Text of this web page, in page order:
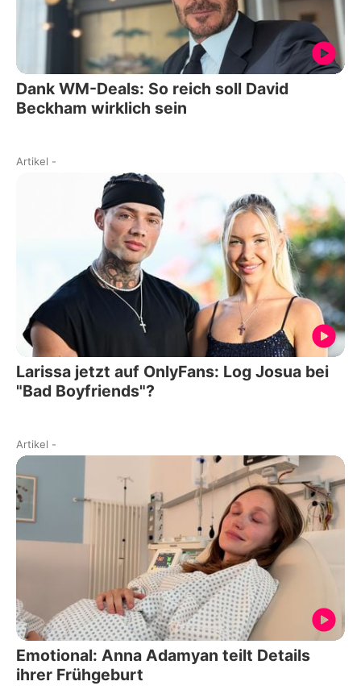
Dank WM-Deals: So reich soll David
Beckham wirklich sein
Artikel -
Larissa jetzt auf OnlyFans: Log Josua bei
"Bad Boyfriends"?
Artikel -
Emotional: Anna Adamyan teilt Details
ihrer Frühgeburt